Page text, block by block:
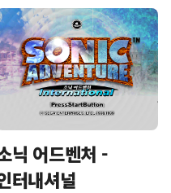
닉 어드벤처 -
터내셔널